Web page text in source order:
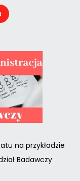
na przykładzie
Badawczy